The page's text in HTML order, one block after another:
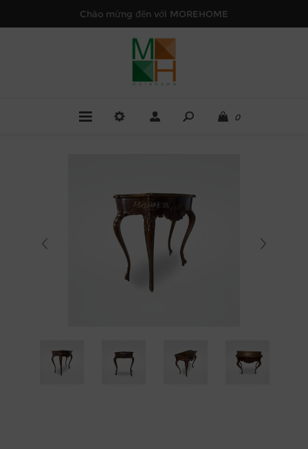
Chào mừng đến với MOREHOME
0